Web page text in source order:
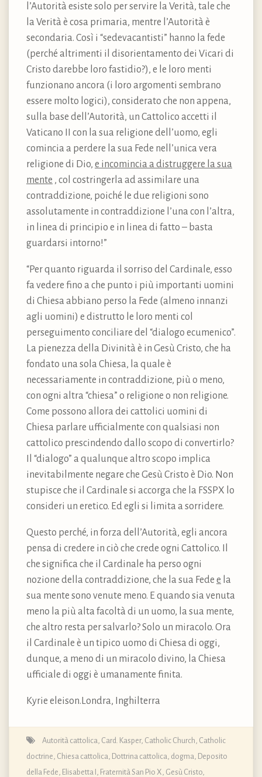
l’Autorità esiste solo per servire la Verità, tale che
la Verità è cosa primaria, mentre l’Autorità è
secondaria. Così i “sedevacantisti” hanno la fede
(perché altrimenti il disorientamento dei Vicari di
Cristo darebbe loro fastidio?), e le loro menti
funzionano ancora (i loro argomenti sembrano
essere molto logici), considerato che non appena,
sulla base dell’Autorità, un Cattolico accetti il
Vaticano II con la sua religione dell’uomo, egli
comincia a perdere la sua Fede nell’unica vera
religione di Dio, e incomincia a distruggere la sua
mente , col costringerla ad assimilare una
contraddizione, poiché le due religioni sono
assolutamente in contraddizione l’una con l’altra,
in linea di principio e in linea di fatto – basta
guardarsi intorno!”
“Per quanto riguarda il sorriso del Cardinale, esso
fa vedere fino a che punto i più importanti uomini
di Chiesa abbiano perso la Fede (almeno innanzi
agli uomini) e distrutto le loro menti col
perseguimento conciliare del “dialogo ecumenico”.
La pienezza della Divinità è in Gesù Cristo, che ha
fondato una sola Chiesa, la quale è
necessariamente in contraddizione, più o meno,
con ogni altra “chiesa” o religione o non religione.
Come possono allora dei cattolici uomini di
Chiesa parlare ufficialmente con qualsiasi non
cattolico prescindendo dallo scopo di convertirlo?
Il “dialogo” a qualunque altro scopo implica
inevitabilmente negare che Gesù Cristo è Dio. Non
stupisce che il Cardinale si accorga che la FSSPX lo
consideri un eretico. Ed egli si limita a sorridere.
Questo perché, in forza dell’Autorità, egli ancora
pensa di credere in ciò che crede ogni Cattolico. Il
che significa che il Cardinale ha perso ogni
nozione della contraddizione, che la sua Fede e la
sua mente sono venute meno. E quando sia venuta
meno la più alta facoltà di un uomo, la sua mente,
che altro resta per salvarlo? Solo un miracolo. Ora
il Cardinale è un tipico uomo di Chiesa di oggi,
dunque, a meno di un miracolo divino, la Chiesa
ufficiale di oggi è umanamente finita.
Kyrie eleison.Londra, Inghilterra
Autorità cattolica Card. Kasper, Catholic Church Catholic
doctrine Chiesa cattolica Dottrina cattolica, dogma, Deposito
della Fede Elisabetta I Fraternità San Pio X Gesù Cristo